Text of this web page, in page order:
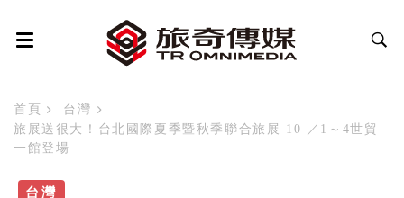
首頁
台灣
旅展送很大！台北國際夏季暨秋季聯合旅展 10 ／1～4世貿
一館登場
台灣